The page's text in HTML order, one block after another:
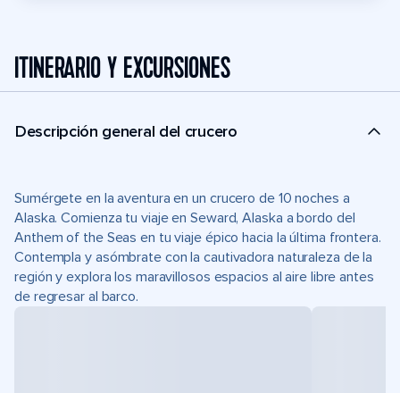
ITINERARIO Y EXCURSIONES
Descripción general del crucero
Sumérgete en la aventura en un crucero de 10 noches a
Alaska. Comienza tu viaje en Seward, Alaska a bordo del
Anthem of the Seas en tu viaje épico hacia la última frontera.
Contempla y asómbrate con la cautivadora naturaleza de la
región y explora los maravillosos espacios al aire libre antes
de regresar al barco.